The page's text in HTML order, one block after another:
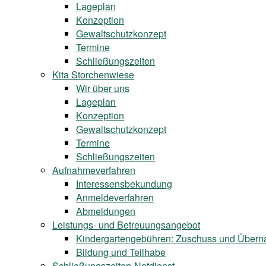
Lageplan
Konzeption
Gewaltschutzkonzept
Termine
Schließungszeiten
Kita Storchenwiese
Wir über uns
Lageplan
Konzeption
Gewaltschutzkonzept
Termine
Schließungszeiten
Aufnahmeverfahren
Interessensbekundung
Anmeldeverfahren
Abmeldungen
Leistungs- und Betreuungsangebot
Kindergartengebühren: Zuschuss und
Bildung und Teilhabe